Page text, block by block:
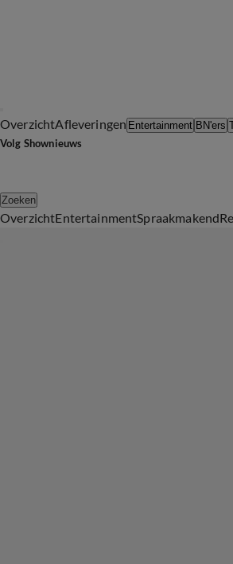
OverzichtAfleveringen Entertainment BN'ers
Volg Shownieuws
Zoeken
OverzichtEntertainmentSpraakmakend